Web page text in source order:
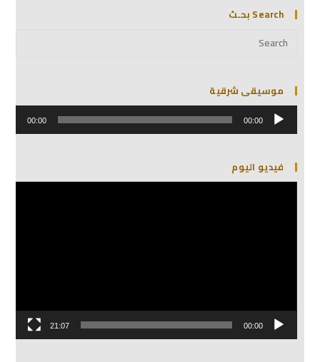
Search بحـث
موسيقى شرقية
مشغل
الصوت 00:00
00:00
فيديو اليوم
مشغل
00:00
21:07